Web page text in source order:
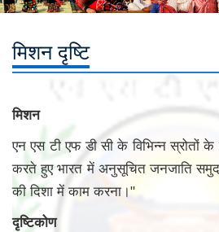
मिशन दृष्टि
मिशन
एन एस टी एफ डी सी के विभिन्न स्रोतों
करते हुए भारत में अनुसूचित जनजाति
की दिशा में काम करना।"
दृष्टिकोण